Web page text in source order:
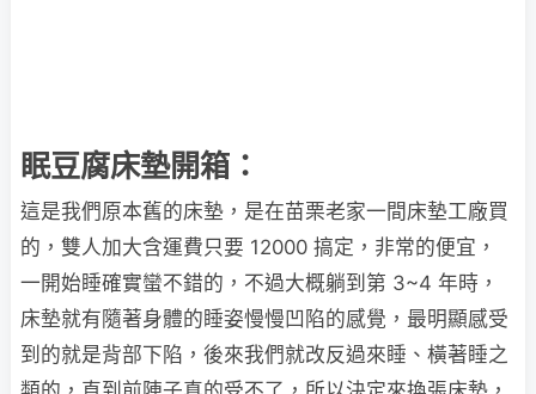
眠豆腐床墊開箱：
這是我們原本舊的床墊，是在苗栗老家一間床墊工廠買
的，雙人加大含運費只要 12000 搞定，非常的便宜，
一開始睡確實蠻不錯的，不過大概躺到第 3~4 年時，
床墊就有隨著身體的睡姿慢慢凹陷的感覺，最明顯感受
到的就是背部下陷，後來我們就改反過來睡、橫著睡之